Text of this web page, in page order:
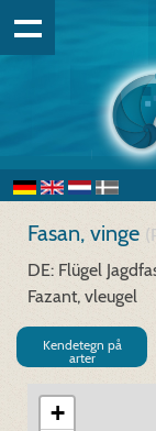
Fasan, vinge
DE: Flügel
Fazant, vleugel
Kendetegn på
arter
+